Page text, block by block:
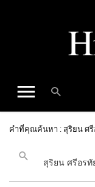
คำที่คุณค้นหา : สุริยน ศ